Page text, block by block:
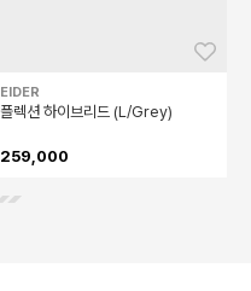
EIDER
플렉션 하이브리드 (L/Grey)
259,000